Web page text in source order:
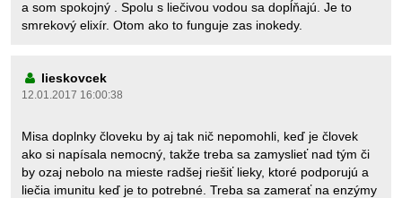
a som spokojný . Spolu s liečivou vodou sa dopĺňajú. Je to
smrekový elixír. Otom ako to funguje zas inokedy.
lieskovcek
12.01.2017 16:00:38
Misa doplnky človeku by aj tak nič nepomohli, keď je človek
ako si napísala nemocný, takže treba sa zamyslieť nad tým či
by ozaj nebolo na mieste radšej riešiť lieky, ktoré podporujú a
liečia imunitu keď je to potrebné. Treba sa zamerať na enzýmy